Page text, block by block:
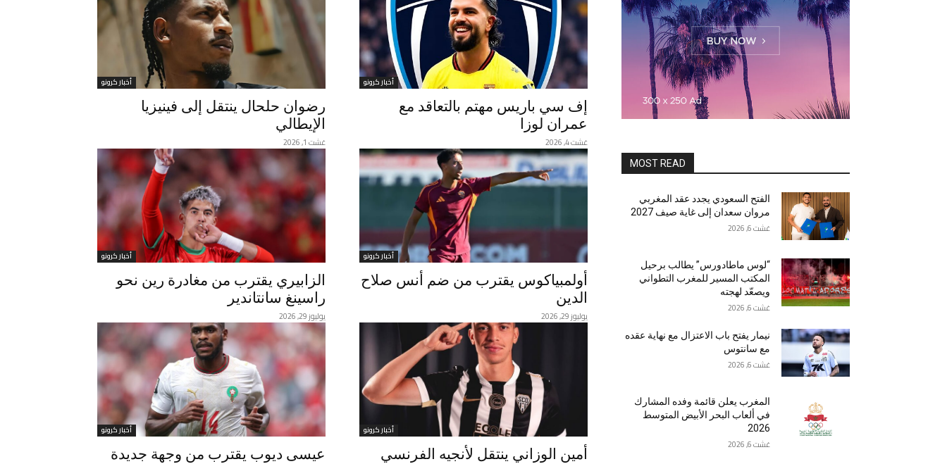
أخبار كرونو
إف سي باريس مهتم بالتعاقد مع
عمران لوزا
غشت 4, 2026
أخبار كرونو
رضوان حلحال ينتقل إلى فينيزيا
الإيطالي
غشت 1, 2026
أخبار كرونو
أولمبياكوس يقترب من ضم أنس صلاح
الدين
يوليوز 29, 2026
أخبار كرونو
الزابيري يقترب من مغادرة رين نحو
راسينغ سانتاندير
يوليوز 29, 2026
أخبار كرونو
أمين الوزاني ينتقل لأنجيه الفرنسي
أخبار كرونو
عيسى ديوب يقترب من وجهة جديدة
MOST READ
الفتح السعودي يجدد عقد المغربي
مروان سعدان إلى غاية صيف 2027
غشت 6, 2026
“لوس ماطادورس” يطالب برحيل
المكتب المسير للمغرب التطواني
ويصعّد لهجته
غشت 6, 2026
نيمار يفتح باب الاعتزال مع نهاية عقده
مع سانتوس
غشت 6, 2026
المغرب يعلن قائمة وفده المشارك
في ألعاب البحر الأبيض المتوسط
2026
غشت 6, 2026